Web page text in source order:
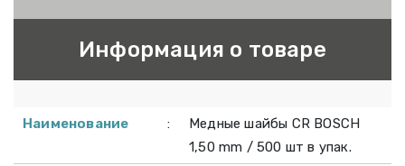
Информация о товаре
Наименование :
Медные шайбы CR BOSCH
1,50 mm / 500 шт в упак.